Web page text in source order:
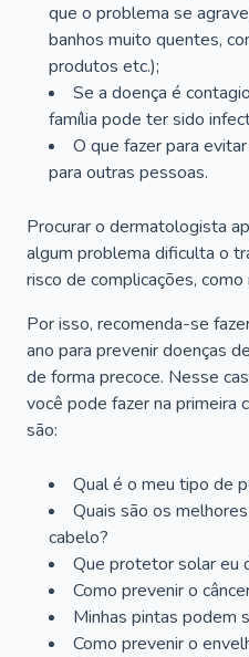
que o problema se
banhos muito quentes,
produtos etc.);
Se a doença é
família pode ter sido
O que fazer para
para outras pessoas.
Procurar o dermatologista
algum problema dificulta o
risco de complicações,
Por isso, recomenda-se
ano para prevenir doenças
de forma precoce. Nesse
você pode fazer na primeira
são:
Qual é o meu tipo de
Quais são os
cabelo?
Que protetor solar eu
Como prevenir o
Minhas pintas podem
Como prevenir o